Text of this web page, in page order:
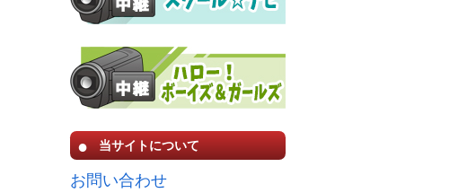
当サイトについて
お問い合わせ